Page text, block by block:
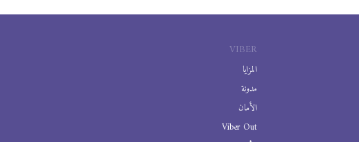
VIBER
المزايا
مدونة
الأمان
Viber Out